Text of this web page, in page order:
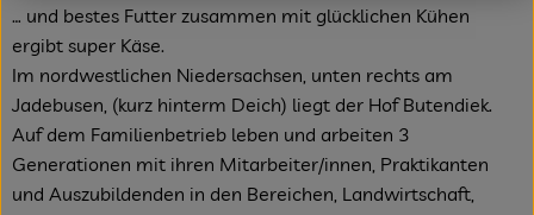
… und bestes Futter zusammen mit glücklichen Kühen
ergibt super Käse.
Im nordwestlichen Niedersachsen, unten rechts am
Jadebusen, (kurz hinterm Deich) liegt der Hof Butendiek.
Auf dem Familienbetrieb leben und arbeiten 3
Generationen mit ihren Mitarbeiter/innen, Praktikanten
und Auszubildenden in den Bereichen, Landwirtschaft,